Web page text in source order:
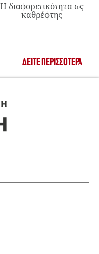
Η διαφορετικότητα ως
καθρέφτης
ΔΕΊΤΕ ΠΕΡΙΣΣΌΤΕΡΑ